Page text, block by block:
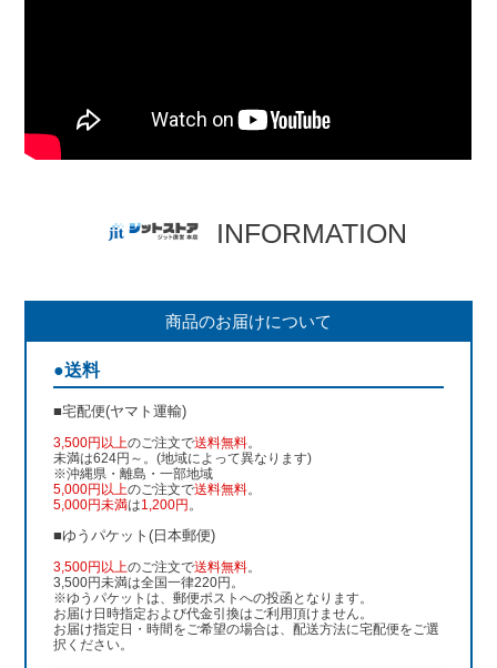
INFORMATION
商品のお届けについて
●送料
■宅配便(ヤマト運輸)
3,500円以上のご注文で送料無料。
未満は624円～。(地域によって異なります)
※沖縄県・離島・一部地域
5,000円以上のご注文で送料無料。
5,000円未満は1,200円 。
■ゆうパケット(日本郵便)
3,500円以上のご注文で送料無料。
3,500円未満は全国一律220円。
※ゆうパケットは、郵便ポストへの投函となります。
お届け日時指定および代金引換はご利用頂けません。
お届け指定日・時間をご希望の場合は、配送方法に宅配便をご選
択ください。